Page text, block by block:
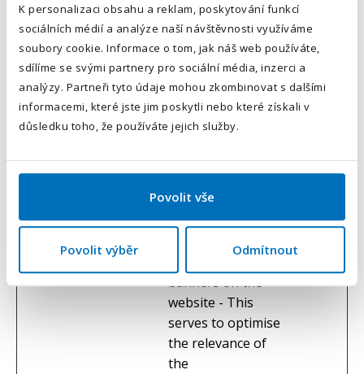
K personalizaci obsahu a reklam, poskytování funkcí
sociálních médií a analýze naší návštěvnosti využíváme
soubory cookie. Informace o tom, jak náš web používáte,
sdílíme se svými partnery pro sociální média, inzerci a
analýzy. Partneři tyto údaje mohou zkombinovat s dalšími
informacemi, které jste jim poskytli nebo které získali v
důsledku toho, že používáte jejich služby.
Povolit vše
Povolit výběr Odmítnout
_gcl_au Google
Used by Google
AdSense for
experimenting
with
advertisement
efficiency across
websites using
3
měsíců
conversion rate
between the user
banners on the
website - This
serves to optimise
the relevance of
the